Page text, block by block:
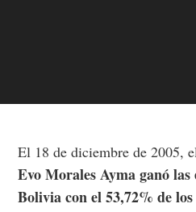
El 18 de diciembre de 2005,
Evo Morales Ayma ganó las
Bolivia con el 53,72% de los